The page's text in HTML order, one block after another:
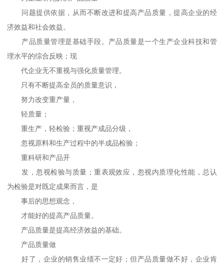
问题提供依据，从而不断改进和提高产品质量，提高企业的经
济效益和社会效益。
产品质量管理是基础手段。产品质量是一个生产企业科技和管
理水平的综合反映；现
代企业无不重视与强化质量管理。
只有不断提高全员的质量意识，
努力改变重产量，
轻质量；
重生产，轻检验；重视产成品分级，
忽视原料和生产过程中的半成品检验；
重科研和产品开
发，忽视检验与质量；重表观效应，忽视内质理化性能，总认
为检验是对既定成果而言，是
事后的思想观念，
才能好的提高产品质量。
产品质量是提高经济效益的基础。
产品质量做
好了，企业的销售业绩不一定好；但产品质量做不好，企业肯